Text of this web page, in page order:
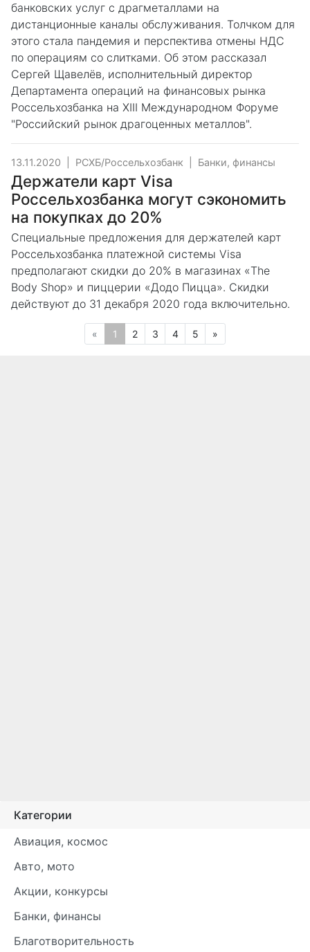
банковских услуг с драгметаллами на
дистанционные каналы обслуживания. Толчком для
этого стала пандемия и перспектива отмены НДС
по операциям со слитками. Об этом рассказал
Сергей Щавелёв, исполнительный директор
Департамента операций на финансовых рынка
Россельхозбанка на XIII Международном Форуме
"Российский рынок драгоценных металлов".
13.11.2020 РСХБ/Россельхозбанк Банки, финансы
Держатели карт Visa
Россельхозбанка могут сэкономить
на покупках до 20%
Специальные предложения для держателей карт
Россельхозбанка платежной системы Visa
предполагают скидки до 20% в магазинах «The
Body Shop» и пиццерии «Додо Пицца». Скидки
действуют до 31 декабря 2020 года включительно.
« Предыдущая
1 (текущая)
2 3 4 5 »
Категории
Авиация, космос
Авто, мото
Акции, конкурсы
Банки, финансы
Благотворительность